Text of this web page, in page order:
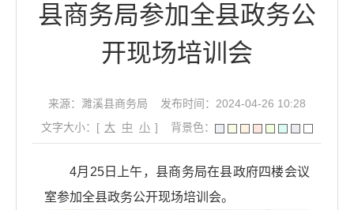
县商务局参加全县政务公
开现场培训会
来源：濉溪县商务局
发布时间：2024-04-26 10:28
文字大小：[ 大 中 小 ] 背景色：
4月25日上午，县商务局在县政府四楼会议
室参加全县政务公开现场培训会。